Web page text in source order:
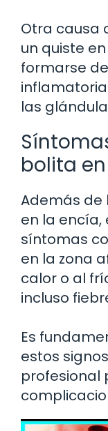
Otra causa
un quiste
formarse
las
bolita
Además de
en la
síntomas
en la zona
calor o al
incluso
Es
estos
profesional